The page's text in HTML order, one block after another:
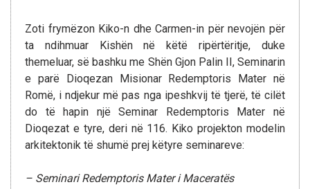
Zoti frymëzon Kiko-n dhe Carmen-in për nevojën për
ta ndihmuar Kishën në këtë ripërtëritje, duke
themeluar, së bashku me Shën Gjon Palin II, Seminarin
e parë Dioqezan Misionar Redemptoris Mater në
Romë, i ndjekur më pas nga ipeshkvij të tjerë, të cilët
do të hapin një Seminar Redemptoris Mater në
Dioqezat e tyre, deri në 116. Kiko projekton modelin
arkitektonik të shumë prej këtyre seminareve:
– Seminari Redemptoris Mater i Maceratës